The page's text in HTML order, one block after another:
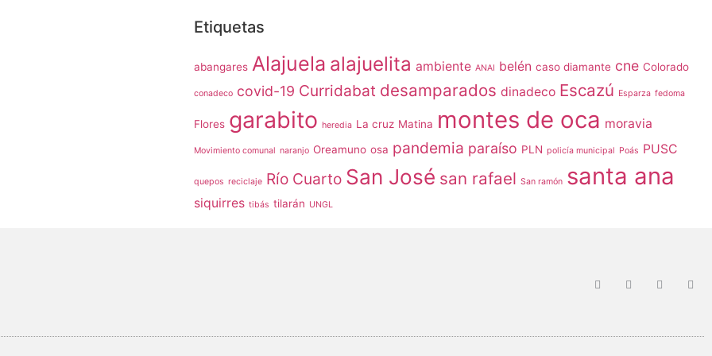
Etiquetas
abangares Alajuela alajuelita ambiente ANAI belén caso diamante cne Colorado
conadeco covid-19 Curridabat desamparados dinadeco Escazú Esparza fedoma
Flores garabito heredia La cruz Matina montes de oca moravia
Movimiento comunal naranjo Oreamuno osa pandemia paraíso PLN policía municipal Poás PUSC
quepos reciclaje Río Cuarto San José san rafael San ramón santa ana
siquirres tibás tilarán UNGL